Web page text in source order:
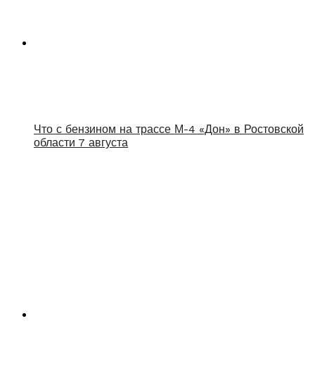
Что с бензином на трассе М-4 «Дон» в Ростовской
области 7 августа